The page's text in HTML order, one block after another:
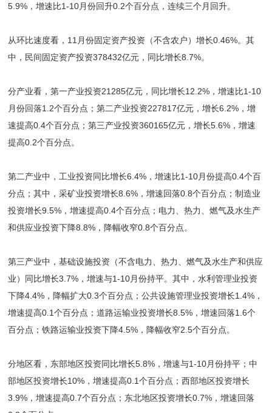
5.9%，增速比1-10月份回升0.2个百分点，连续三个月回升。
从环比速度看，11月份固定资产投资（不含农户）增长0.46%。其
中，民间固定资产投资378432亿元，同比增长8.7%。
分产业看，第一产业投资21285亿元，同比增长12.2%，增速比1-10
月份回落1.2个百分点；第二产业投资227817亿元，增长6.2%，增
速提高0.4个百分点；第三产业投资360165亿元，增长5.6%，增速
提高0.2个百分点。
第二产业中，工业投资同比增长6.4%，增速比1-10月份提高0.4个百
分点；其中，采矿业投资增长8.6%，增速回落0.8个百分点；制造业
投资增长9.5%，增速提高0.4个百分点；电力、热力、燃气及水生产
和供应业投资下降8.8%，降幅收窄0.8个百分点。
第三产业中，基础设施投资（不含电力、热力、燃气及水生产和供应
业）同比增长3.7%，增速与1-10月份持平。其中，水利管理业投资
下降4.4%，降幅扩大0.3个百分点；公共设施管理业投资增长1.4%，
增速提高0.1个百分点；道路运输业投资增长8.5%，增速回落1.6个
百分点；铁路运输业投资下降4.5%，降幅收窄2.5个百分点。
分地区看，东部地区投资同比增长5.8%，增速与1-10月份持平；中
部地区投资增长10%，增速提高0.1个百分点；西部地区投资增长
3.9%，增速提高0.7个百分点；东北地区投资增长0.7%，增速回落